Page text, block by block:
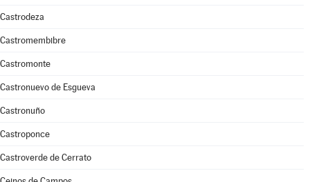
Castrodeza
Castromembibre
Castromonte
Castronuevo de Esgueva
Castronuño
Castroponce
Castroverde de Cerrato